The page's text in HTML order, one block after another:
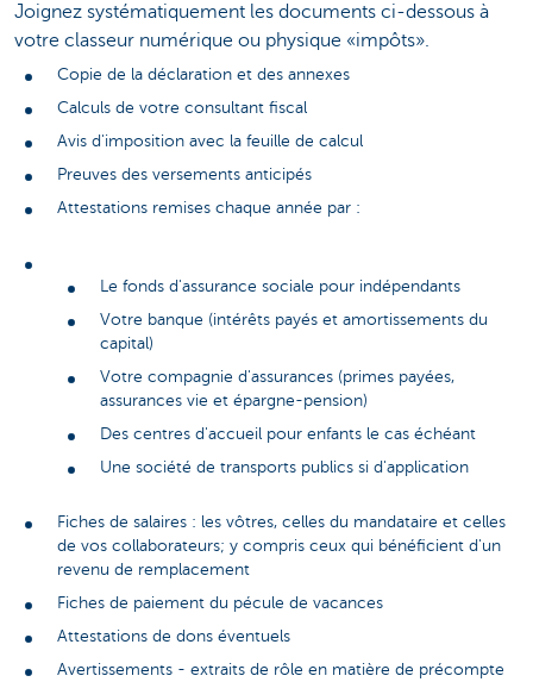
Joignez systématiquement les documents ci-dessous à
votre classeur numérique ou physique «impôts».
Copie de la déclaration et des annexes
Calculs de votre consultant fiscal
Avis d'imposition avec la feuille de calcul
Preuves des versements anticipés
Attestations remises chaque année par :
Le fonds d'assurance sociale pour indépendants
Votre banque (intérêts payés et amortissements du
capital)
Votre compagnie d'assurances (primes payées,
assurances vie et épargne-pension)
Des centres d'accueil pour enfants le cas échéant
Une société de transports publics si d'application
Fiches de salaires : les vôtres, celles du mandataire et celles
de vos collaborateurs; y compris ceux qui bénéficient d'un
revenu de remplacement
Fiches de paiement du pécule de vacances
Attestations de dons éventuels
Avertissements - extraits de rôle en matière de précompte